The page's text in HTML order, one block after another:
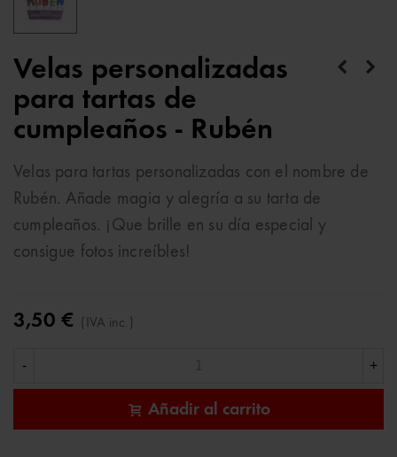
Velas personalizadas
para tartas de
cumpleaños - Rubén
Velas para tartas personalizadas con el nombre de
Rubén. Añade magia y alegría a su tarta de
cumpleaños. ¡Que brille en su día especial y
consigue fotos increíbles!
3,50 € (IVA inc.)
- +
Añadir al carrito